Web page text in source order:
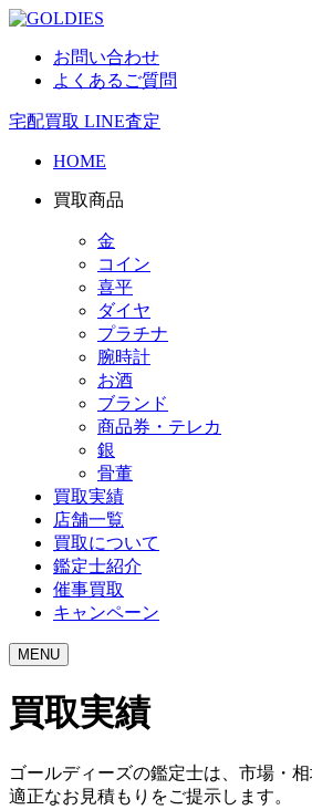
お問い合わせ
よくあるご質問
宅配買取 LINE査定
HOME
買取商品
金
コイン
喜平
ダイヤ
プラチナ
腕時計
お酒
ブランド
商品券・テレカ
銀
骨董
買取実績
店舗一覧
買取について
鑑定士紹介
催事買取
キャンペーン
MENU
買取実績
ゴールディーズの鑑定士は、市場・相
適正なお見積もりをご提示します。